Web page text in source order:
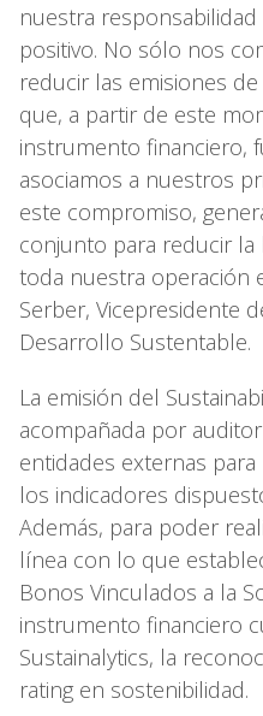
nuestra
positivo. No sólo nos
reducir las emisiones
que, a partir de este
instrumento financiero,
asociamos a nuestros
este compromiso,
conjunto para reducir
toda nuestra operación
Serber, Vicepresidente
Desarrollo Sustentable.
La emisión del
acompañada por
entidades externas
los indicadores
Además, para poder
línea con lo que
Bonos Vinculados a la
instrumento financiero
Sustainalytics, la
rating en sostenibilidad.